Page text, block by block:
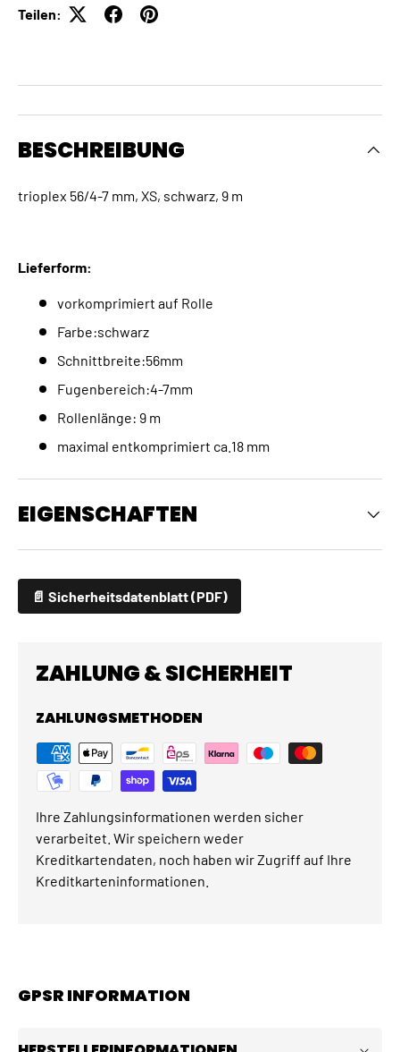
Teilen:
BESCHREIBUNG
trioplex 56/4-7 mm, XS, schwarz, 9 m
Lieferform:
vorkomprimiert auf Rolle
Farbe:schwarz
Schnittbreite:56mm
Fugenbereich:4-7mm
Rollenlänge: 9 m
maximal entkomprimiert ca.18 mm
EIGENSCHAFTEN
📄 Sicherheitsdatenblatt (PDF)
ZAHLUNG & SICHERHEIT
ZAHLUNGSMETHODEN
Ihre Zahlungsinformationen werden sicher
verarbeitet. Wir speichern weder
Kreditkartendaten, noch haben wir Zugriff auf Ihre
Kreditkarteninformationen.
GPSR INFORMATION